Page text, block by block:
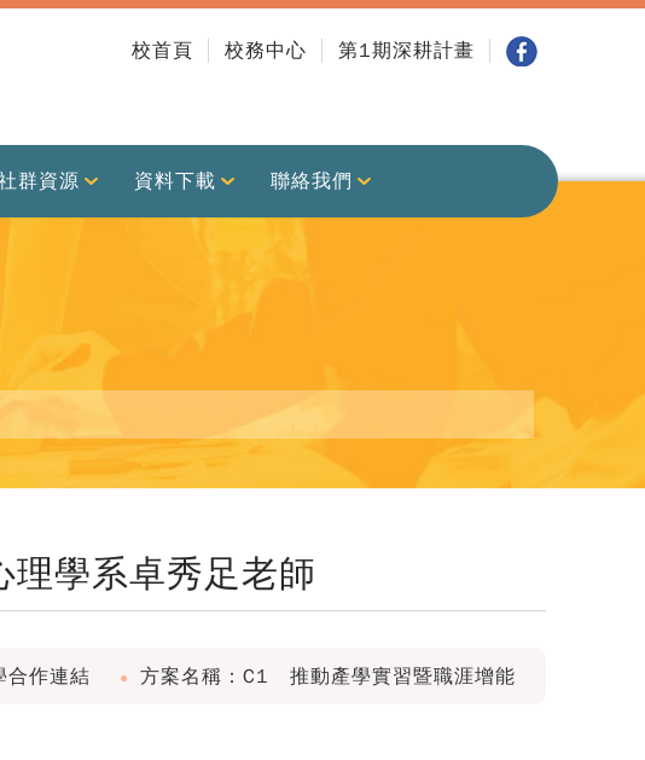
校首頁 校務中心 第1期深耕計畫
群資源 資料下載 聯絡我們
理學系卓秀足老師
合作連結 方案名稱：C1 推動產學實習暨職涯增能